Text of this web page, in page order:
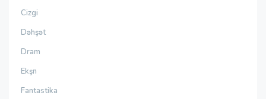
Cizgi
Dəhşət
Dram
Ekşn
Fantastika